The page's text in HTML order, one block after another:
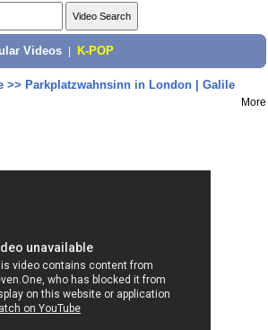
Videos K-POP
>> Parkplatzwahnsinn in London | Galile
More